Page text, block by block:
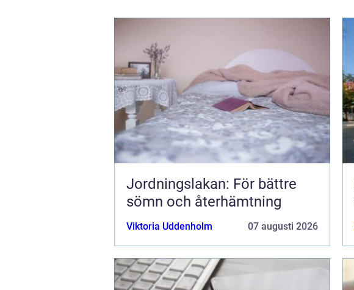
Jordningslakan: För bättre
sömn och återhämtning
Viktoria Uddenholm 07 augusti 2026